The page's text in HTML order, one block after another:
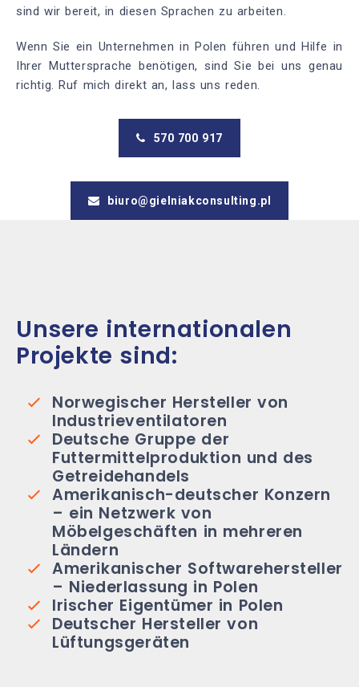
sind wir bereit, in diesen Sprachen zu arbeiten.
Wenn Sie ein Unternehmen in Polen führen und Hilfe in
Ihrer Muttersprache benötigen, sind Sie bei uns genau
richtig. Ruf mich direkt an, lass uns reden.
570 700 917
biuro@gielniakconsulting.pl
Unsere internationalen
Projekte sind:
Norwegischer Hersteller von
Industrieventilatoren
Deutsche Gruppe der
Futtermittelproduktion und des
Getreidehandels
Amerikanisch-deutscher Konzern
– ein Netzwerk von
Möbelgeschäften in mehreren
Ländern
Amerikanischer Softwarehersteller
– Niederlassung in Polen
Irischer Eigentümer in Polen
Deutscher Hersteller von
Lüftungsgeräten